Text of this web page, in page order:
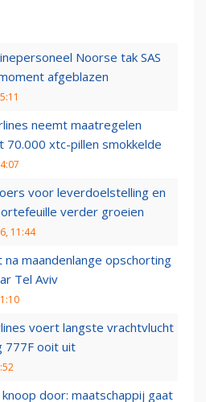
Noorse tak SAS
afgeblazen
neemt maatregelen
70.000 xtc-pillen smokkelde
voor leverdoelstelling en
verder groeien
11:44
na maandenlange opschorting
Tel Aviv
voert langste vrachtvlucht
777F ooit uit
knoop door: maatschappij gaat